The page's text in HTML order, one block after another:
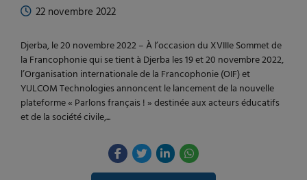
22 novembre 2022
Djerba, le 20 novembre 2022 – À l’occasion du XVIIIe Sommet de
la Francophonie qui se tient à Djerba les 19 et 20 novembre 2022,
l’Organisation internationale de la Francophonie (OIF) et
YULCOM Technologies annoncent le lancement de la nouvelle
plateforme « Parlons français ! » destinée aux acteurs éducatifs
et de la société civile,...